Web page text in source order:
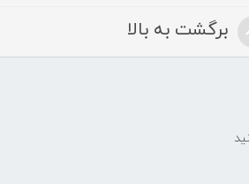
برگشت به بالا